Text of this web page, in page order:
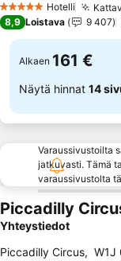
5 Tähtiluokitus
Hotelli
8,9 Loistava 9 407
Alkaen 161 €
Näytä hinnat 14
Varaussivustoilta
jatkuvasti. Tämä
varaussivustolta
Piccadilly
Yhteystiedot
Piccadilly Circus, W1J